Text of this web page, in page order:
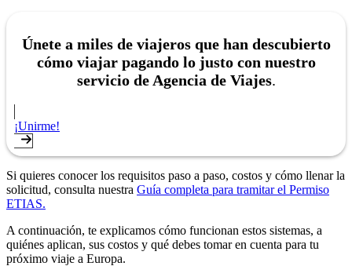
Únete a miles de viajeros que han descubierto
cómo viajar pagando lo justo con nuestro
servicio de Agencia de Viajes.
¡Unirme!
Si quieres conocer los requisitos paso a paso, costos y cómo llenar la
solicitud, consulta nuestra Guía completa para tramitar el Permiso
ETIAS.
A continuación, te explicamos cómo funcionan estos sistemas, a
quiénes aplican, sus costos y qué debes tomar en cuenta para tu
próximo viaje a Europa.